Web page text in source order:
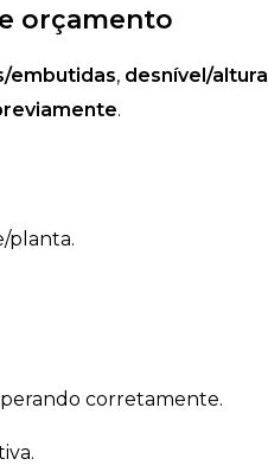
orçamento
embutidas, desnível/altura
.
planta.
corretamente.